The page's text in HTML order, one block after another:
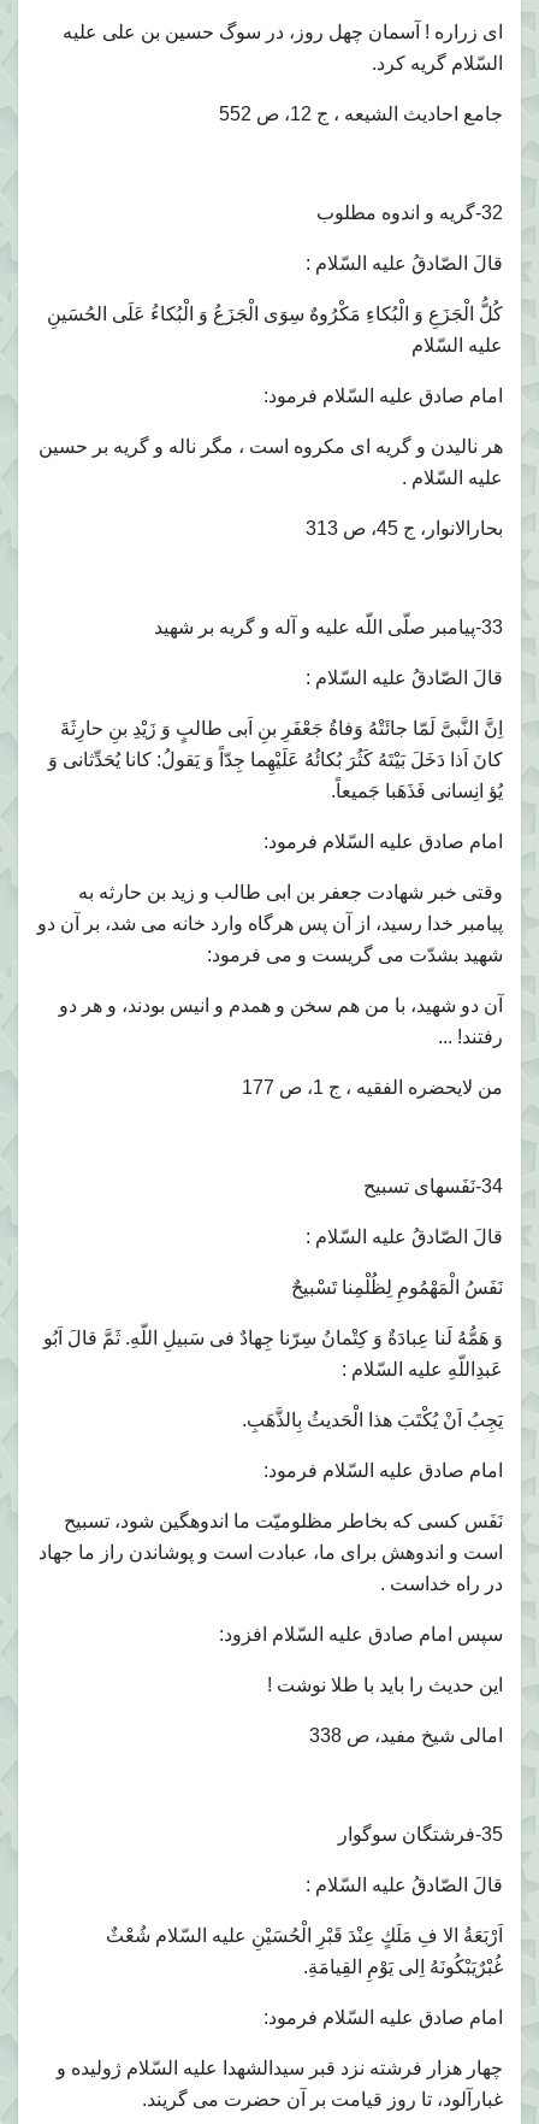
اى زراره ! آسمان چهل روز، در سوگ حسين بن على عليه
السّلام گريه كرد.
جامع احاديث الشيعه ، ج 12، ص 552
32-گريه و اندوه مطلوب
قالَ الصّادقُ عليه السّلام :
كُلُّ الْجَزَعِ وَ الْبُكاءِ مَكْرُوهٌ سِوَى الْجَزَعُ وَ الْبُكاءُ عَلَى الحُسَينِ
عليه السّلام
امام صادق عليه السّلام فرمود:
هر ناليدن و گريه اى مكروه است ، مگر ناله و گريه بر حسين
عليه السّلام .
بحارالانوار، ج 45، ص 313
33-پيامبر صلّى اللّه عليه و آله و گريه بر شهيد
قالَ الصّادقُ عليه السّلام :
اِنَّ النَّبىَّ لَمّا جائَتْهُ وَفاةُ جَعْفَرِ بنِ اَبى طالبٍ وَ زَيْدِ بنِ حارِثَةَ
كانَ اَذا دَخَلَ بَيْتَهُ كَثُرَ بُكائُهُ عَلَيْهِما جِدّاً وَ يَقولُ: كانا يُحَدِّثانى وَ
يُؤ انِسانى فَذَهَبا جَميعاً.
امام صادق عليه السّلام فرمود:
وقتى خبر شهادت جعفر بن ابى طالب و زيد بن حارثه به
پيامبر خدا رسيد، از آن پس هرگاه وارد خانه مى شد، بر آن دو
شهيد بشدّت مى گريست و مى فرمود:
آن دو شهيد، با من هم سخن و همدم و انيس بودند، و هر دو
رفتند! ...
من لايحضره الفقيه ، ج 1، ص 177
34-نَفَسهاى تسبيح
قالَ الصّادقُ عليه السّلام :
نَفَسُ الْمَهْمُومِ لِظُلْمِنا تَسْبيحٌ
وَ هَمُّهُ لَنا عِبادَةٌ وَ كِتْمانُ سِرّنا جِهادٌ فى سَبيلِ اللّهِ. ثَمَّ قالَ اَبُو
عَبدِاللّهِ عليه السّلام :
يَجِبُ اَنْ يُكْتَبَ هذا الْحَديثُ بِالذَّهَبِ.
امام صادق عليه السّلام فرمود:
نَفَس كسى كه بخاطر مظلوميّت ما اندوهگين شود، تسبيح
است و اندوهش براى ما، عبادت است و پوشاندن راز ما جهاد
در راه خداست .
سپس امام صادق عليه السّلام افزود:
اين حديث را بايد با طلا نوشت !
امالى شيخ مفيد، ص 338
35-فرشتگان سوگوار
قالَ الصّادقُ عليه السّلام :
اَرْبَعَةُ الا فِ مَلَكٍ عِنْدَ قَبْرِ الْحُسَيْنِ عليه السّلام شُعْثٌ
غُبْرٌيَبْكُونَهُ اِلى يَوْمِ القِيامَةِ.
امام صادق عليه السّلام فرمود:
چهار هزار فرشته نزد قبر سيدالشهدا عليه السّلام ژوليده و
غبارآلود، تا روز قيامت بر آن حضرت مى گريند.